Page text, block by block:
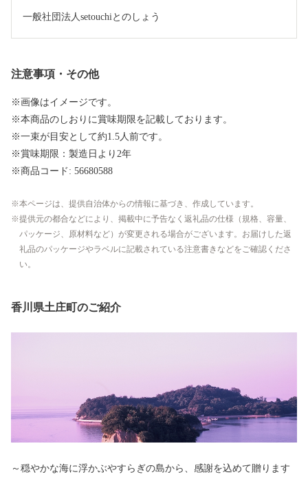
一般社団法人setouchiとのしょう
注意事項・その他
※画像はイメージです。
※本商品のしおりに賞味期限を記載しております。
※一束が目安として約1.5人前です。
※賞味期限：製造日より2年
※商品コード: 56680588
本ページは、提供自治体からの情報に基づき、作成しています。
提供元の都合などにより、掲載中に予告なく返礼品の仕様（規格、容量、
パッケージ、原材料など）が変更される場合がございます。お届けした返
礼品のパッケージやラベルに記載されている注意書きなどをご確認くださ
い。
香川県土庄町のご紹介
～穏やかな海に浮かぶやすらぎの島から、感謝を込めて贈ります